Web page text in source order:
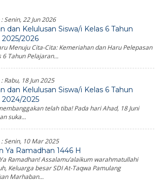
Senin, 22 Jun 2026
dan Kelulusan Siswa/i Kelas 6 Tahun
2025/2026
Menuju Cita-Cita: Kemeriahan dan Haru Pelepasan
6 Tahun Pelajaran...
Rabu, 18 Jun 2025
dan Kelulusan Siswa/i Kelas 6 Tahun
2024/2025
telah tiba! Pada hari Ahad, 18 Juni
suka...
Senin, 10 Mar 2025
Ya Ramadhan 1446 H
Ramadhan! Assalamu’alaikum warahmatullahi
Keluarga besar SDI At-Taqwa Pamulang
Marhaban...